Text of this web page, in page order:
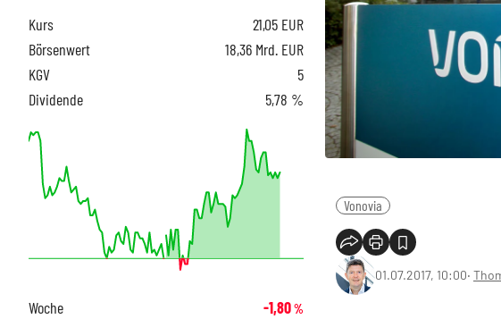
Vonovia
01.07.2017, 10:00‧
Kurs 21,05 EUR
Börsenwert
18,36 Mrd. EUR
KGV
5
Dividende
5,78 %
Woche -1,80%